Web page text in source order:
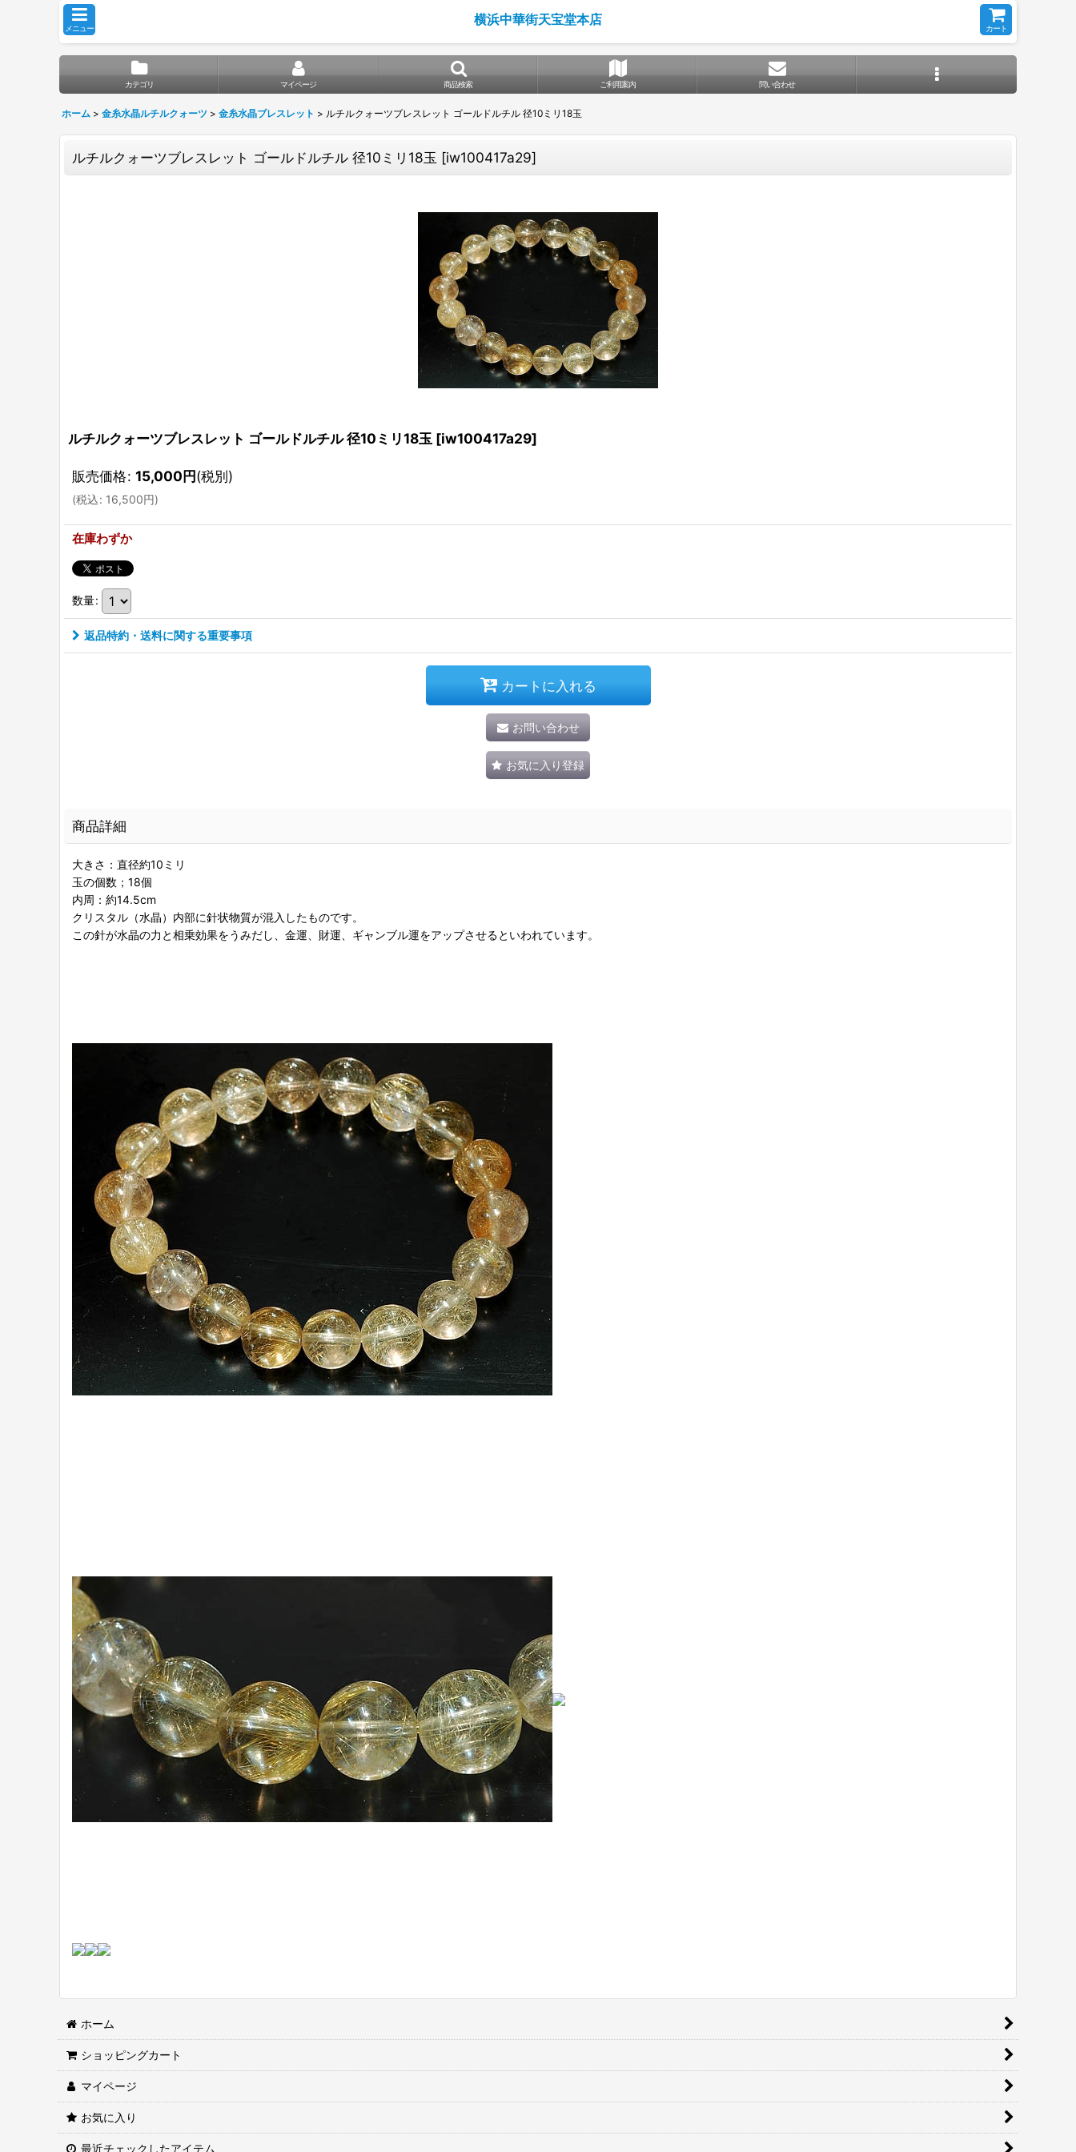
メニュー
横浜中華街天宝堂本店
カート
カテゴリ マイページ 商品検索 ご利用案内 問い合わせ
ホーム > 金糸水晶ルチルクォーツ > 金糸水晶ブレスレット > ルチルクォーツブレスレット ゴールドルチル 径10ミリ18玉
ルチルクォーツブレスレット ゴールドルチル 径10ミリ18玉 [iw100417a29]
ルチルクォーツブレスレット ゴールドルチル 径10ミリ18玉 [iw100417a29]
販売価格: 15,000円(税別)
(税込: 16,500円)
在庫わずか
数量:
返品特約・送料に関する重要事項
カートに入れる
お問い合わせ
お気に入り登録
商品詳細
大きさ：直径約10ミリ
玉の個数；18個
内周：約14.5cm
クリスタル（水晶）内部に針状物質が混入したものです。
この針が水晶の力と相乗効果をうみだし、金運、財運、ギャンブル運をアップさせるといわれています。
ホーム
ショッピングカート
マイページ
お気に入り
最近チェックしたアイテム